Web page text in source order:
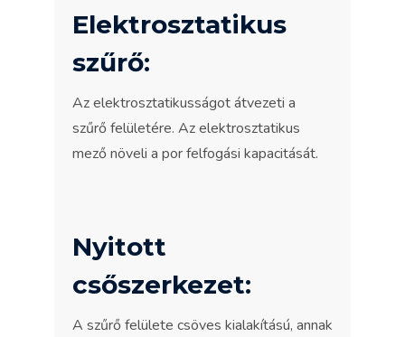
Elektrosztatikus
szűrő:
Az elektrosztatikusságot átvezeti a
szűrő felületére. Az elektrosztatikus
mező növeli a por felfogási kapacitását.
Nyitott
csőszerkezet:
A szűrő felülete csöves kialakítású, annak